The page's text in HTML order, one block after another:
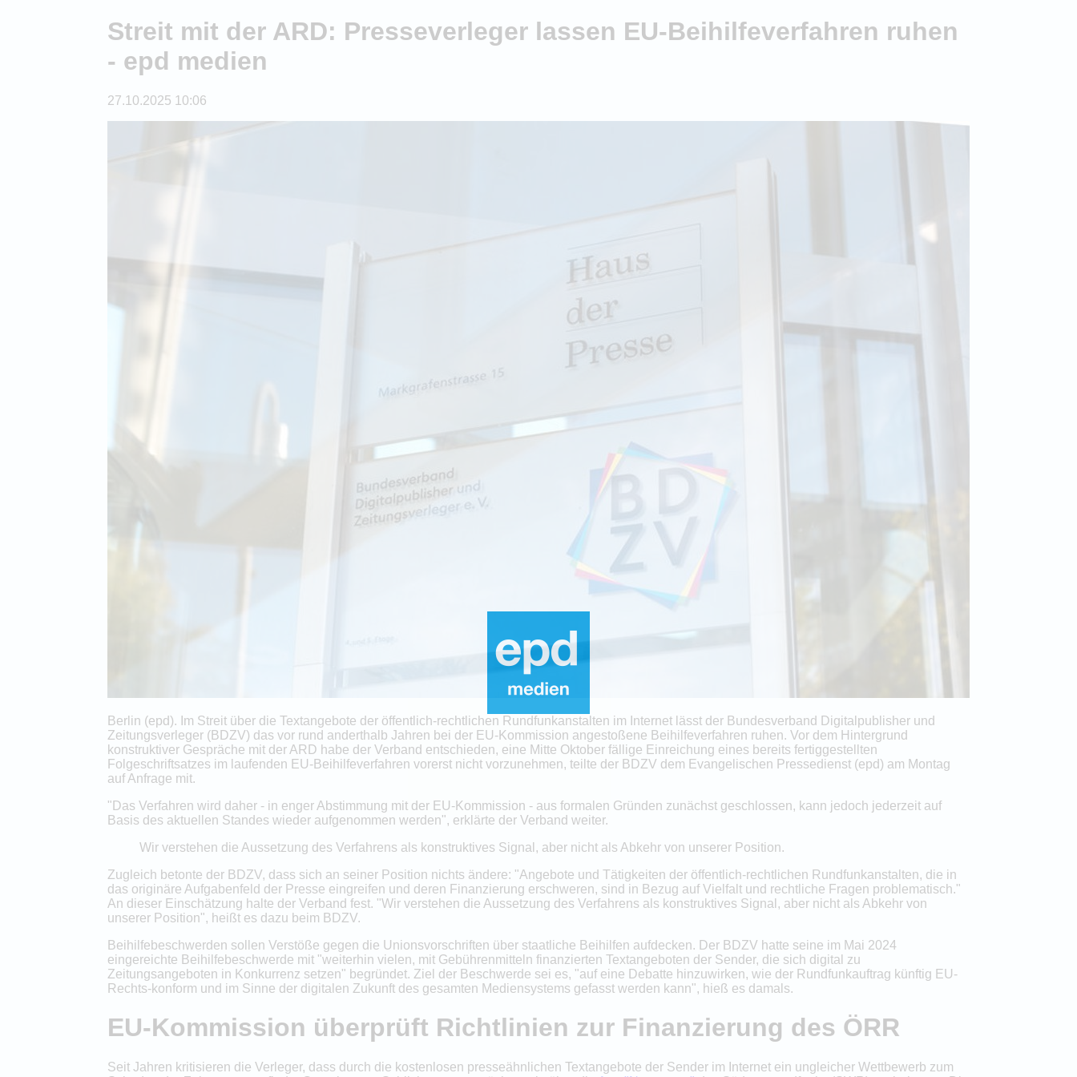
Streit mit der ARD: Presseverleger lassen EU-Beihilfeverfahren ruhen
- epd medien
27.10.2025 10:06
Berlin (epd). Im Streit über die Textangebote der öffentlich-rechtlichen Rundfunkanstalten im Internet lässt der Bundesverband Digitalpublisher und
Zeitungsverleger (BDZV) das vor rund anderthalb Jahren bei der EU-Kommission angestoßene Beihilfeverfahren ruhen. Vor dem Hintergrund
konstruktiver Gespräche mit der ARD habe der Verband entschieden, eine Mitte Oktober fällige Einreichung eines bereits fertiggestellten
Folgeschriftsatzes im laufenden EU-Beihilfeverfahren vorerst nicht vorzunehmen, teilte der BDZV dem Evangelischen Pressedienst (epd) am Montag
auf Anfrage mit.
"Das Verfahren wird daher - in enger Abstimmung mit der EU-Kommission - aus formalen Gründen zunächst geschlossen, kann jedoch jederzeit auf
Basis des aktuellen Standes wieder aufgenommen werden", erklärte der Verband weiter.
Wir verstehen die Aussetzung des Verfahrens als konstruktives Signal, aber nicht als Abkehr von unserer Position.
Zugleich betonte der BDZV, dass sich an seiner Position nichts ändere: "Angebote und Tätigkeiten der öffentlich-rechtlichen Rundfunkanstalten, die in
das originäre Aufgabenfeld der Presse eingreifen und deren Finanzierung erschweren, sind in Bezug auf Vielfalt und rechtliche Fragen problematisch."
An dieser Einschätzung halte der Verband fest. "Wir verstehen die Aussetzung des Verfahrens als konstruktives Signal, aber nicht als Abkehr von
unserer Position", heißt es dazu beim BDZV.
Beihilfebeschwerden sollen Verstöße gegen die Unionsvorschriften über staatliche Beihilfen aufdecken. Der BDZV hatte seine im Mai 2024
eingereichte Beihilfebeschwerde mit "weiterhin vielen, mit Gebührenmitteln finanzierten Textangeboten der Sender, die sich digital zu
Zeitungsangeboten in Konkurrenz setzen" begründet. Ziel der Beschwerde sei es, "auf eine Debatte hinzuwirken, wie der Rundfunkauftrag künftig EU-
Rechts-konform und im Sinne der digitalen Zukunft des gesamten Mediensystems gefasst werden kann", hieß es damals.
EU-Kommission überprüft Richtlinien zur Finanzierung des ÖRR
Seit Jahren kritisieren die Verleger, dass durch die kostenlosen presseähnlichen Textangebote der Sender im Internet ein ungleicher Wettbewerb zum